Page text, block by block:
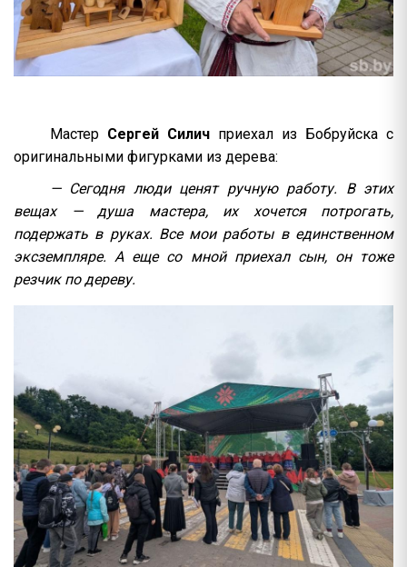
Мастер Сергей Силич приехал из Бобруйска с
оригинальными фигурками из дерева:
— Сегодня люди ценят ручную работу. В этих
вещах — душа мастера, их хочется потрогать,
подержать в руках. Все мои работы в единственном
эксземпляре. А еще со мной приехал сын, он тоже
резчик по дереву.